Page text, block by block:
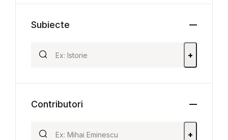
Subiecte
+
Contributori
+